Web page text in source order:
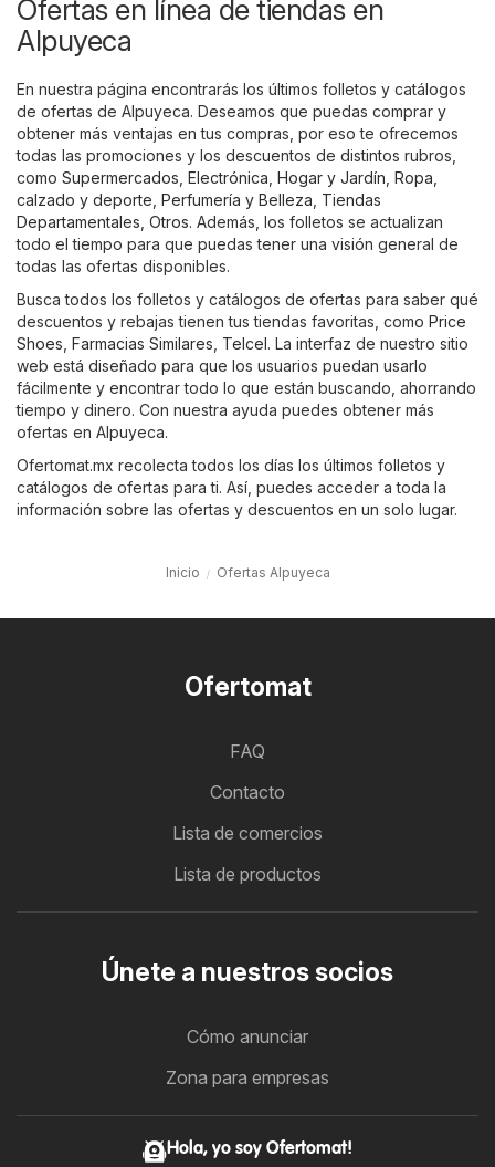
Ofertas en línea de tiendas en
Alpuyeca
En nuestra página encontrarás los últimos folletos y catálogos
de ofertas de Alpuyeca. Deseamos que puedas comprar y
obtener más ventajas en tus compras, por eso te ofrecemos
todas las promociones y los descuentos de distintos rubros,
como Supermercados Electrónica Hogar y Jardín Ropa,
calzado y deporte Perfumería y Belleza Tiendas
Departamentales Otros. Además, los folletos se actualizan
todo el tiempo para que puedas tener una visión general de
todas las ofertas disponibles.
Busca todos los folletos y catálogos de ofertas para saber qué
descuentos y rebajas tienen tus tiendas favoritas, como Price
Shoes Farmacias Similares Telcel. La interfaz de nuestro sitio
web está diseñado para que los usuarios puedan usarlo
fácilmente y encontrar todo lo que están buscando, ahorrando
tiempo y dinero. Con nuestra ayuda puedes obtener más
ofertas en Alpuyeca.
Ofertomat.mx recolecta todos los días los últimos folletos y
catálogos de ofertas para ti. Así, puedes acceder a toda la
información sobre las ofertas y descuentos en un solo lugar.
Inicio Ofertas Alpuyeca
Ofertomat
FAQ
Contacto
Lista de comercios
Lista de productos
Únete a nuestros socios
Cómo anunciar
Zona para empresas
Hola, yo soy Ofertomat!